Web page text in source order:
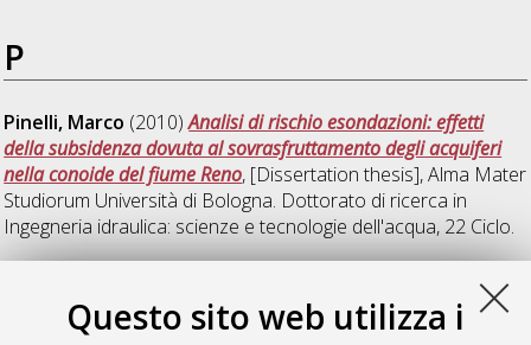
Questo sito web utilizza i
P
Pinelli, Marco (2010)Analisi di rischio esondazioni: effetti
della subsidenza dovuta al sovrasfruttamento degli acquiferi
nella conoide del fiume Reno, [Dissertation thesis], Alma Mater
Studiorum Università di Bologna. Dottorato di ricerca in
Ingegneria idraulica: scienze e tecnologie dell'acqua, 22 Ciclo.